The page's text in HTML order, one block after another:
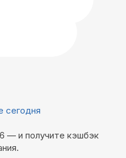
сегодня
— и получите кэшбэк